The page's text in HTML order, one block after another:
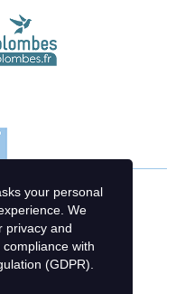
your personal
We
privacy and
with
(GDPR)